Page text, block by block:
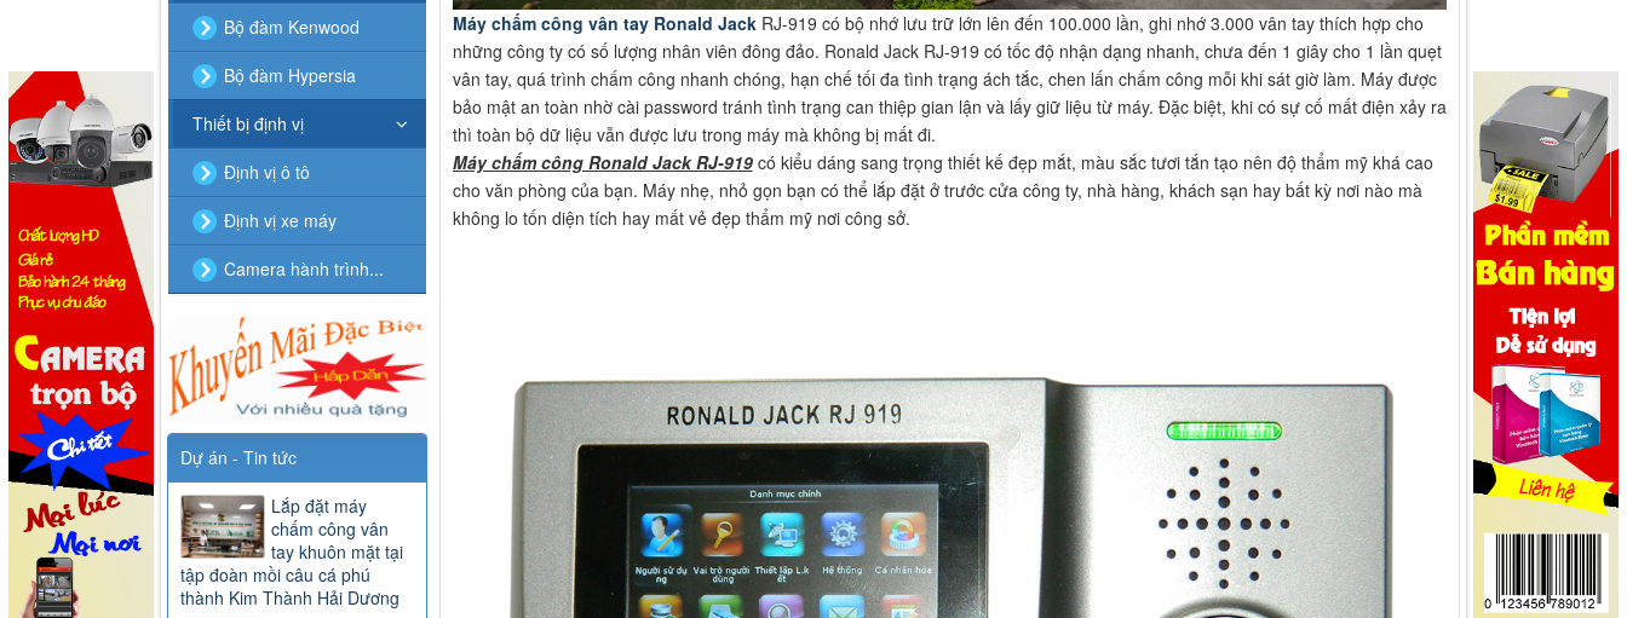
Máy chấm công vân tay Ronald JackRJ-919 có bộ nhớ lưu trữ lớn lên đến 100.000 lần, ghi nhớ 3.000 vân tay thích hợp cho
những công ty có số lượng nhân viên đông đảo. Ronald Jack RJ-919 có tốc độ nhận dạng nhanh, chưa đến 1 giây cho 1 lần quẹt
vân tay, quá trình chấm công nhanh chóng, hạn chế tối đa tình trạng ách tắc, chen lấn chấm công mỗi khi sát giờ làm. Máy được
bảo mật an toàn nhờ cài password tránh tình trạng can thiệp gian lận và lấy giữ liệu từ máy. Đặc biệt, khi có sự cố mất điện xảy ra
thì toàn bộ dữ liệu vẫn được lưu trong máy mà không bị mất đi.
Máy chấm công Ronald Jack RJ-919có kiểu dáng sang trọng thiết kế đẹp mắt, màu sắc tươi tắn tạo nên độ thẩm mỹ khá cao
cho văn phòng của bạn. Máy nhẹ, nhỏ gọn bạn có thể lắp đặt ở trước cửa công ty, nhà hàng, khách sạn hay bất kỳ nơi nào mà
không lo tốn diện tích hay mất vẻ đẹp thẩm mỹ nơi công sở.
Bộ đàm Kenwood
Bộ đàm Hypersia
Thiết bị định vị
Định vị ô tô
Định vị xe máy
Camera hành trình...
Dự án - Tin tức
Lắp đặt máy
chấm công vân
tay khuôn mặt tại
tập đoàn mồi câu cá phú
thành Kim Thành Hải Dương